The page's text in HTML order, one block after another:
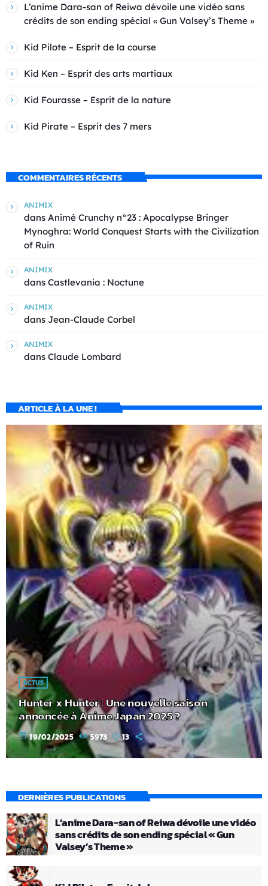
L’anime Dara-san of Reiwa dévoile une vidéo sans
crédits de son ending spécial « Gun Valsey’s Theme »
Kid Pilote – Esprit de la course
Kid Ken – Esprit des arts martiaux
Kid Fourasse – Esprit de la nature
Kid Pirate – Esprit des 7 mers
COMMENTAIRES RÉCENTS
ANIMIX
dans Animé Crunchy n°23 : Apocalypse Bringer
Mynoghra: World Conquest Starts with the Civilization
of Ruin
ANIMIX
dans Castlevania : Noctune
ANIMIX
dans Jean-Claude Corbel
ANIMIX
dans Claude Lombard
ARTICLE À LA UNE !
ACTUS
Hunter x Hunter : Une nouvelle saison
annoncée à Anime Japan 2025 ?
today 19/02/2025 5973 13
DERNIÈRES PUBLICATIONS
L’anime Dara-san of Reiwa dévoile une vidéo
sans crédits de son ending spécial « Gun
Valsey’s Theme »